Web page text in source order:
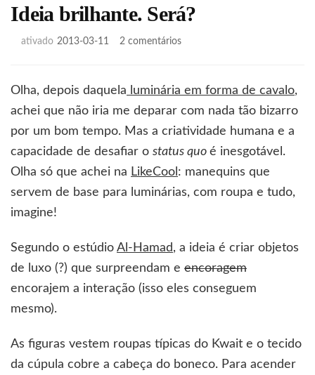
Ideia brilhante. Será?
ativado 2013-03-11 2 comentáriosem
Olha, depois daquela luminária em forma de cavalo,
achei que não iria me deparar com nada tão bizarro
por um bom tempo. Mas a criatividade humana e a
capacidade de desafiar o status quo é inesgotável.
Olha só que achei na LikeCool : manequins que
servem de base para luminárias, com roupa e tudo,
imagine!
Segundo o estúdio Al-Hamad, a ideia é criar objetos
de luxo (?) que surpreendam e encoragem
encorajem a interação (isso eles conseguem
mesmo).
As figuras vestem roupas típicas do Kwait e o tecido
da cúpula cobre a cabeça do boneco. Para acender